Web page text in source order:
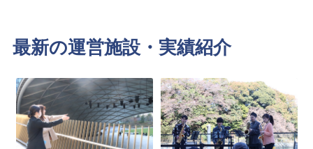
最新の運営施設・実績紹介